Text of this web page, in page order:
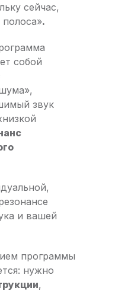
сейчас,
.
собой
звук
и вашей
программы
нужно
,